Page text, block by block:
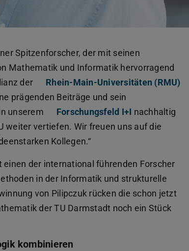
Spitzenforscher, der mit seinen
Mathematik und Informatik hervorragend
der
Rhein-Main-Universitäten (RMU)
prägenden Beiträge und sein
unserem
Forschungsfeld I+I nachhaltig
weiter vertiefen. Wir freuen uns auf die
Kollegen.“
einen der international führenden Forscher
in der Informatik und strukturelle
von Pilipczuk rücken die schon jetzt
der TU Darmstadt noch ein Stück
kombinieren